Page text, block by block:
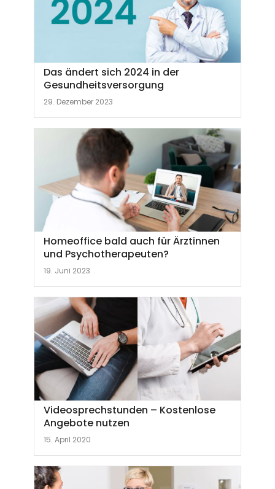
Das ändert sich 2024 in der
Gesundheitsversorgung
29. Dezember 2023
Homeoffice bald auch für Ärztinnen
und Psychotherapeuten?
19. Juni 2023
Videosprechstunden – Kostenlose
Angebote nutzen
15. April 2020